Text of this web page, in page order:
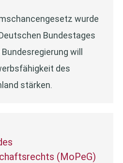
wurde
Bundestages
will
des
stärken.
(MoPeG)